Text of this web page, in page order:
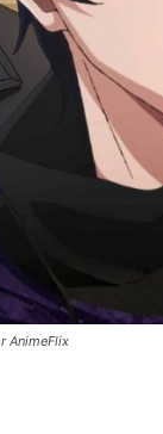
AnimeFlix